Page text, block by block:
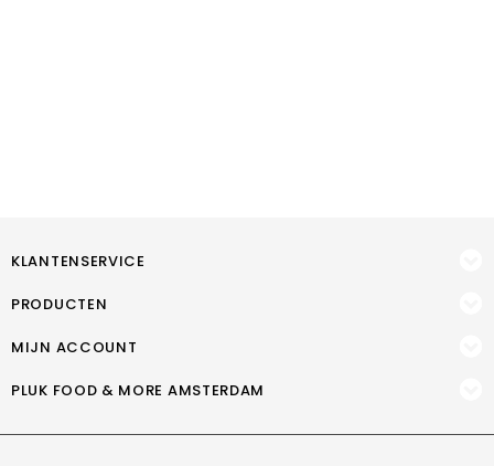
KLANTENSERVICE
PRODUCTEN
MIJN ACCOUNT
PLUK FOOD & MORE AMSTERDAM